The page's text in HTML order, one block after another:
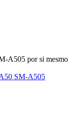
A505 por si mesmo
SM-A505